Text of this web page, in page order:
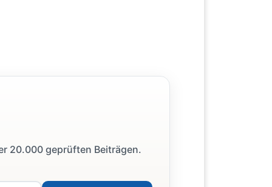
20.000 geprüften Beiträgen.